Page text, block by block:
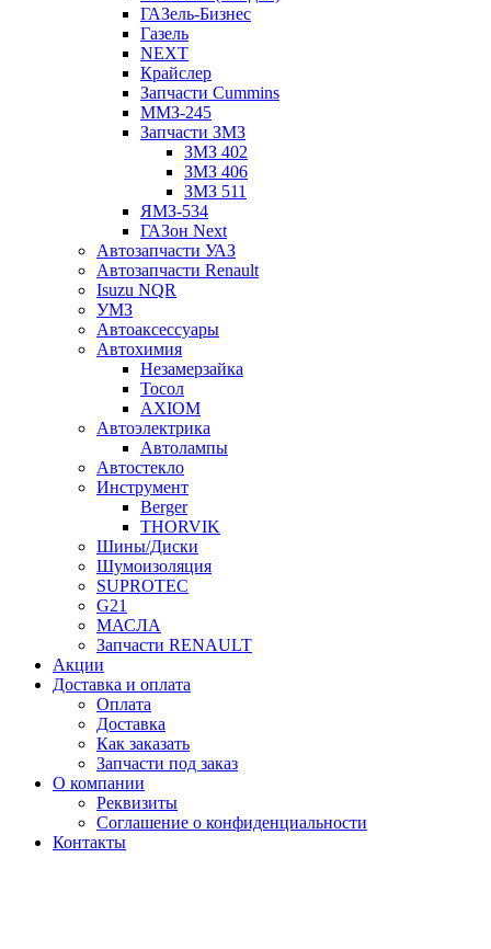
ГАЗель-Бизнес
Газель
NEXT
Крайслер
Запчасти Cummins
ММЗ-245
Запчасти ЗМЗ
ЗМЗ 402
ЗМЗ 406
ЗМЗ 511
ЯМЗ-534
ГАЗон Next
Автозапчасти УАЗ
Автозапчасти Renault
Isuzu NQR
УМЗ
Автоаксессуары
Автохимия
Незамерзайка
Тосол
AXIOM
Автоэлектрика
Автолампы
Автостекло
Инструмент
Berger
THORVIK
Шины/Диски
Шумоизоляция
SUPROTEC
G21
МАСЛА
Запчасти RENAULT
Акции
Доставка и оплата
Оплата
Доставка
Как заказать
Запчасти под заказ
О компании
Реквизиты
Соглашение о конфиденциальности
Контакты